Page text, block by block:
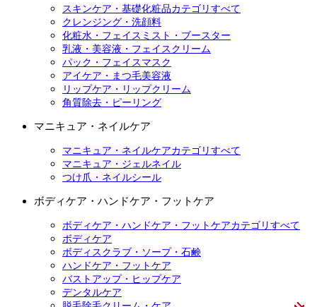
スキンケア・基礎化粧品カテゴリすべて
クレンジング・洗顔料
化粧水・フェイスミスト・ブースター
乳液・美容液・フェイスクリーム
パック・フェイスマスク
アイケア・まつ毛美容液
リップケア・リップクリーム
角質除去・ピーリング
マニキュア・ネイルケア
マニキュア・ネイルケアカテゴリすべて
マニキュア・ジェルネイル
つけ爪・ネイルシール
ボディケア・ハンドケア・フットケア
ボディケア・ハンドケア・フットケアカテゴリすべて
ボディケア
ボディスクラブ・ソープ・石鹸
ハンドケア・フットケア
バストアップ・ヒップケア
デンタルケア